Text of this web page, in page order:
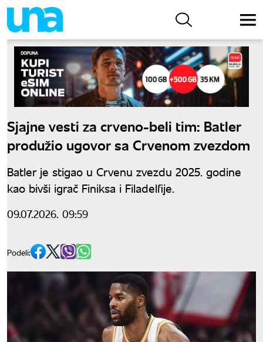
Sjajne vesti za crveno-beli tim: Batler
produžio ugovor sa Crvenom zvezdom
Batler je stigao u Crvenu zvezdu 2025. godine
kao bivši igrač Finiksa i Filadelfije.
09.07.2026. 09:59
Podeli: